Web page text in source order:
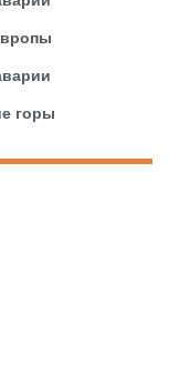
горы